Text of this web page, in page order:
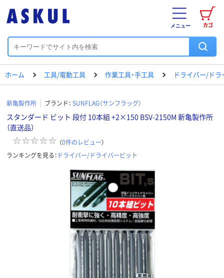
カゴ
メニュー
ホーム 工具/電動工具 作業工具・手工具 ドライバー/ド
新亀製作所 ブランド： SUNFLAG（サンフラッグ）
スタンダード ビット 段付 10本組 +2×150 BSV-2150M 新亀製作所
（直送品）
（0件のレビュー）
ランキングを見る： ドライバー/ドライバービット